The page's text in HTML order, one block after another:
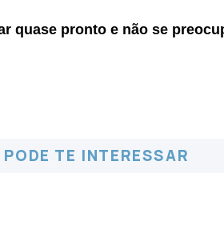
quase pronto e não se
TE INTERESSAR